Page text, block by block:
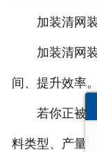
加装清网装
加装清网装
间、提升效率。
若你正被砂
料类型、产量